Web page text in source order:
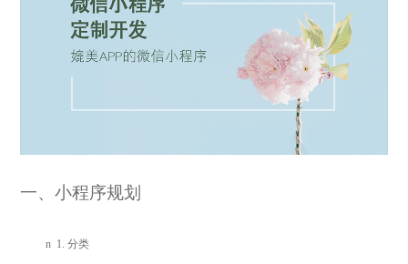
一、小程序规划
n 1.分类